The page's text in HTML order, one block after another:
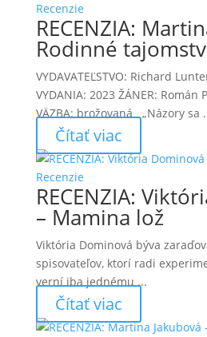
Recenzie
RECENZIA:
Rodinné
VYDAVATEĽSTVO: Richard
VYDANIA: 2023 ŽÁNER: Román
VÄZBA: brožovaná „Názory sa
Čítať viac
Recenzie
RECENZIA:
– Mamina lož
Viktória Dominová býva
spisovateľov, ktorí radi
verní iba jednému ...
Čítať viac